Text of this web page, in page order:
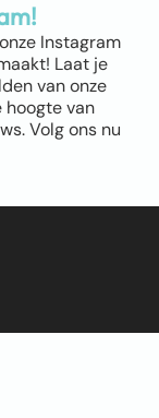
Instagram
Laat je
van onze
van
Volg ons nu